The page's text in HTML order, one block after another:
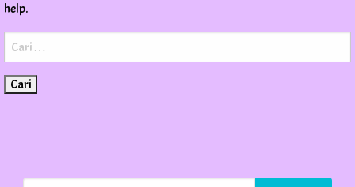
help.
Cari
untuk: